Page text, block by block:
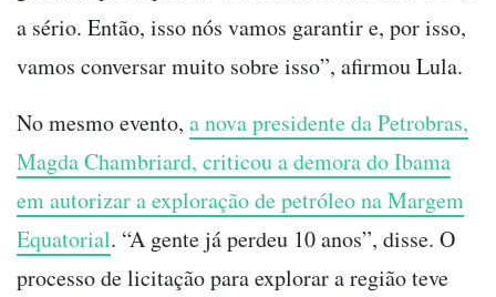
a sério. Então, isso nós vamos garantir e, por isso,
vamos conversar muito sobre isso”, afirmou Lula.
No mesmo evento, a nova presidente da Petrobras,
Magda Chambriard, criticou a demora do Ibama
em autorizar a exploração de petróleo na Margem
Equatorial. “A gente já perdeu 10 anos”, disse. O
processo de licitação para explorar a região teve